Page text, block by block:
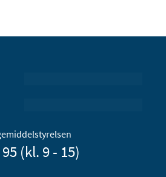
(kl. 9 - 15)